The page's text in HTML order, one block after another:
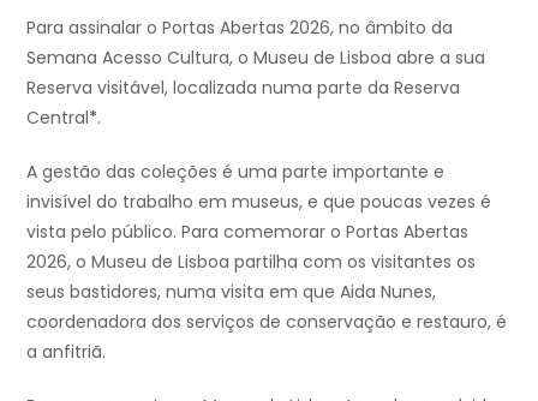
Para assinalar o Portas Abertas 2026, no âmbito da
Semana Acesso Cultura, o Museu de Lisboa abre a sua
Reserva visitável, localizada numa parte da Reserva
Central*.
A gestão das coleções é uma parte importante e
invisível do trabalho em museus, e que poucas vezes é
vista pelo público. Para comemorar o Portas Abertas
2026, o Museu de Lisboa partilha com os visitantes os
seus bastidores, numa visita em que Aida Nunes,
coordenadora dos serviços de conservação e restauro, é
a anfitriã.